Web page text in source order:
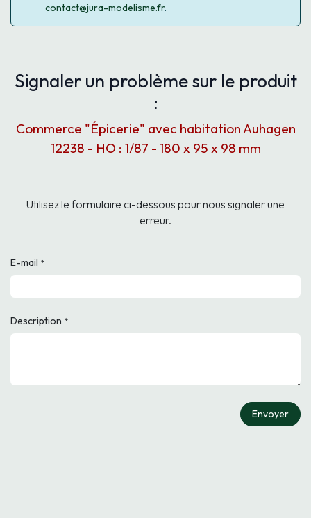
contact@jura-modelisme.fr.
Signaler un problème sur le produit
:
Commerce "Épicerie" avec habitation Auhagen
12238 - HO : 1/87 - 180 x 95 x 98 mm
Utilisez le formulaire ci-dessous pour nous signaler une
erreur.
E-mail *
Description *
Envoyer